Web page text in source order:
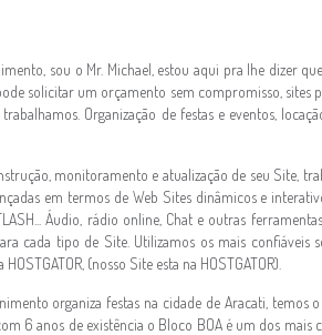
sou o Mr. Michael, estou aqui pra lhe dizer
solicitar um orçamento sem compromisso, sites
Organização de festas e eventos,
monitoramento e atualização de seu Site,
em termos de Web Sites dinâmicos e
Áudio, rádio online, Chat e outras
cada tipo de Site. Utilizamos os mais confiáveis
(nosso Site esta na HOSTGATOR).
organiza festas na cidade de Aracati, temos
6 anos de existência o Bloco BOA é um dos mais